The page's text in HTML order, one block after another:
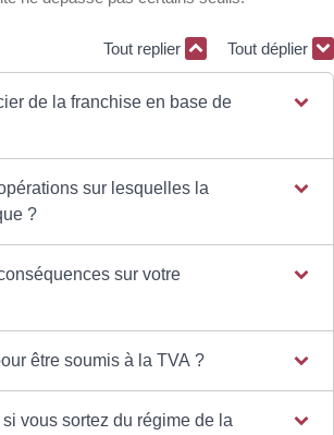
Tout replier Tout déplier
de la franchise en base de
sur lesquelles la
?
sur votre
être soumis à la TVA ?
vous sortez du régime de la